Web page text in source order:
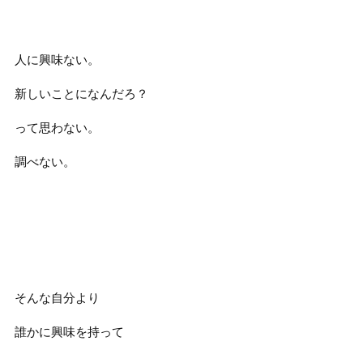
人に興味ない。
新しいことになんだろ？
って思わない。
調べない。
そんな自分より
誰かに興味を持って